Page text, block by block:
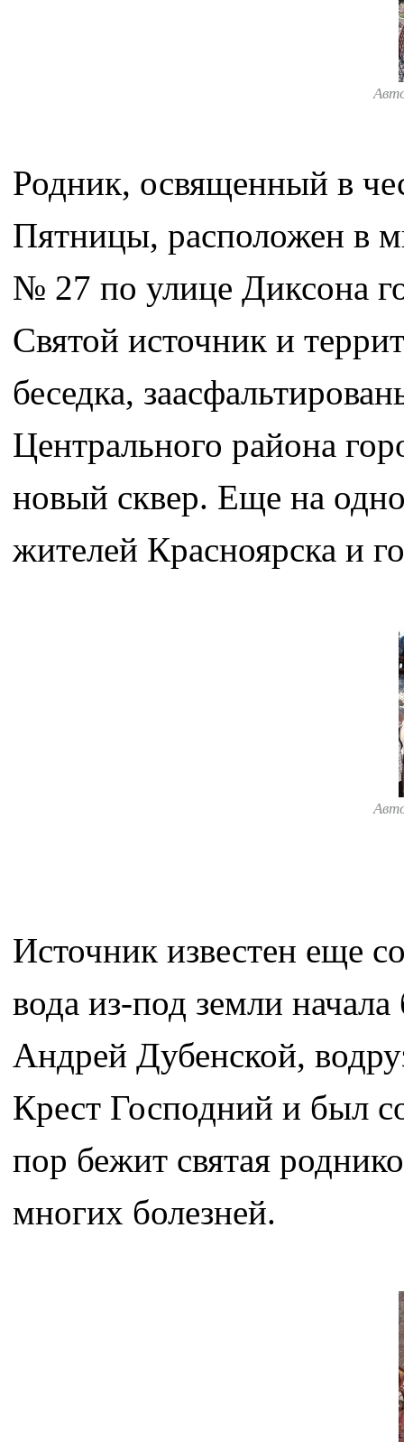
Родник, освященный в
Пятницы, расположен в
№ 27 по улице Диксона
Святой источник и
беседка,
Центрального района
новый сквер. Еще на
жителей Красноярска и
Источник известен еще
вода из-под земли начала
Андрей Дубенской,
Крест Господний и был
пор бежит святая
многих болезней.